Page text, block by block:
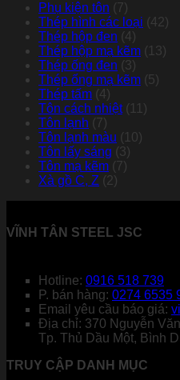
Phụ kiện tôn (7)
Thép hình các loại (42)
Thép hộp đen (4)
Thép hộp mạ kẽm (13)
Thép ống đen (3)
Thép ống mạ kẽm (5)
Thép tấm (4)
Tôn cách nhiệt (11)
Tôn lạnh (7)
Tôn lạnh màu (10)
Tôn lấy sáng (3)
Tôn mạ kẽm (7)
Xà gồ C, Z (2)
VĨNH TÂN STEEL JSC
Hotline: 0916 518 739
P. bán hàng: 0274 6535
Email yêu cầu báo giá:
Địa chỉ: 370 Nguyễn
Tp. Thủ Dầu Một, Bình
TRUY CẬP DANH MỤC